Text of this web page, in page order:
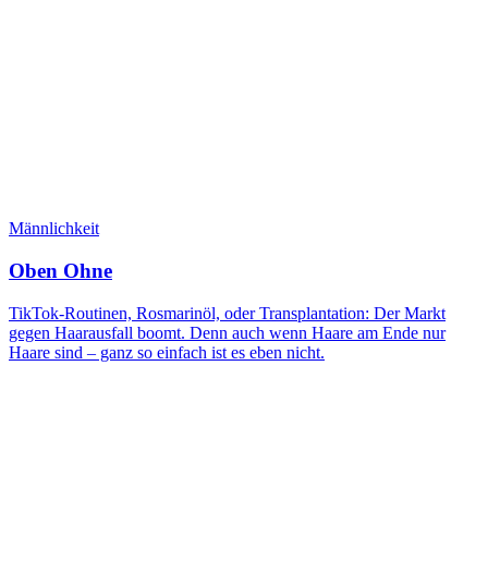
Männlichkeit
Oben Ohne
TikTok-Routinen, Rosmarinöl, oder Transplantation: Der Markt
gegen Haarausfall boomt. Denn auch wenn Haare am Ende nur
Haare sind – ganz so einfach ist es eben nicht.